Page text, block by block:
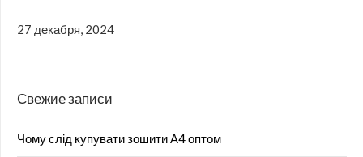
27 декабря, 2024
Свежие записи
Чому слід купувати зошити А4 оптом